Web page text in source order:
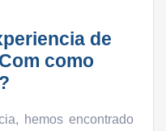
de
como
hemos encontrado